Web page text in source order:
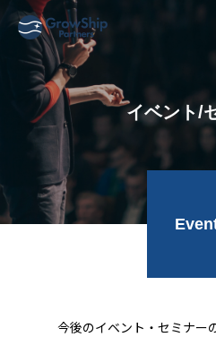
イベント/
今後のイベント・セミナー